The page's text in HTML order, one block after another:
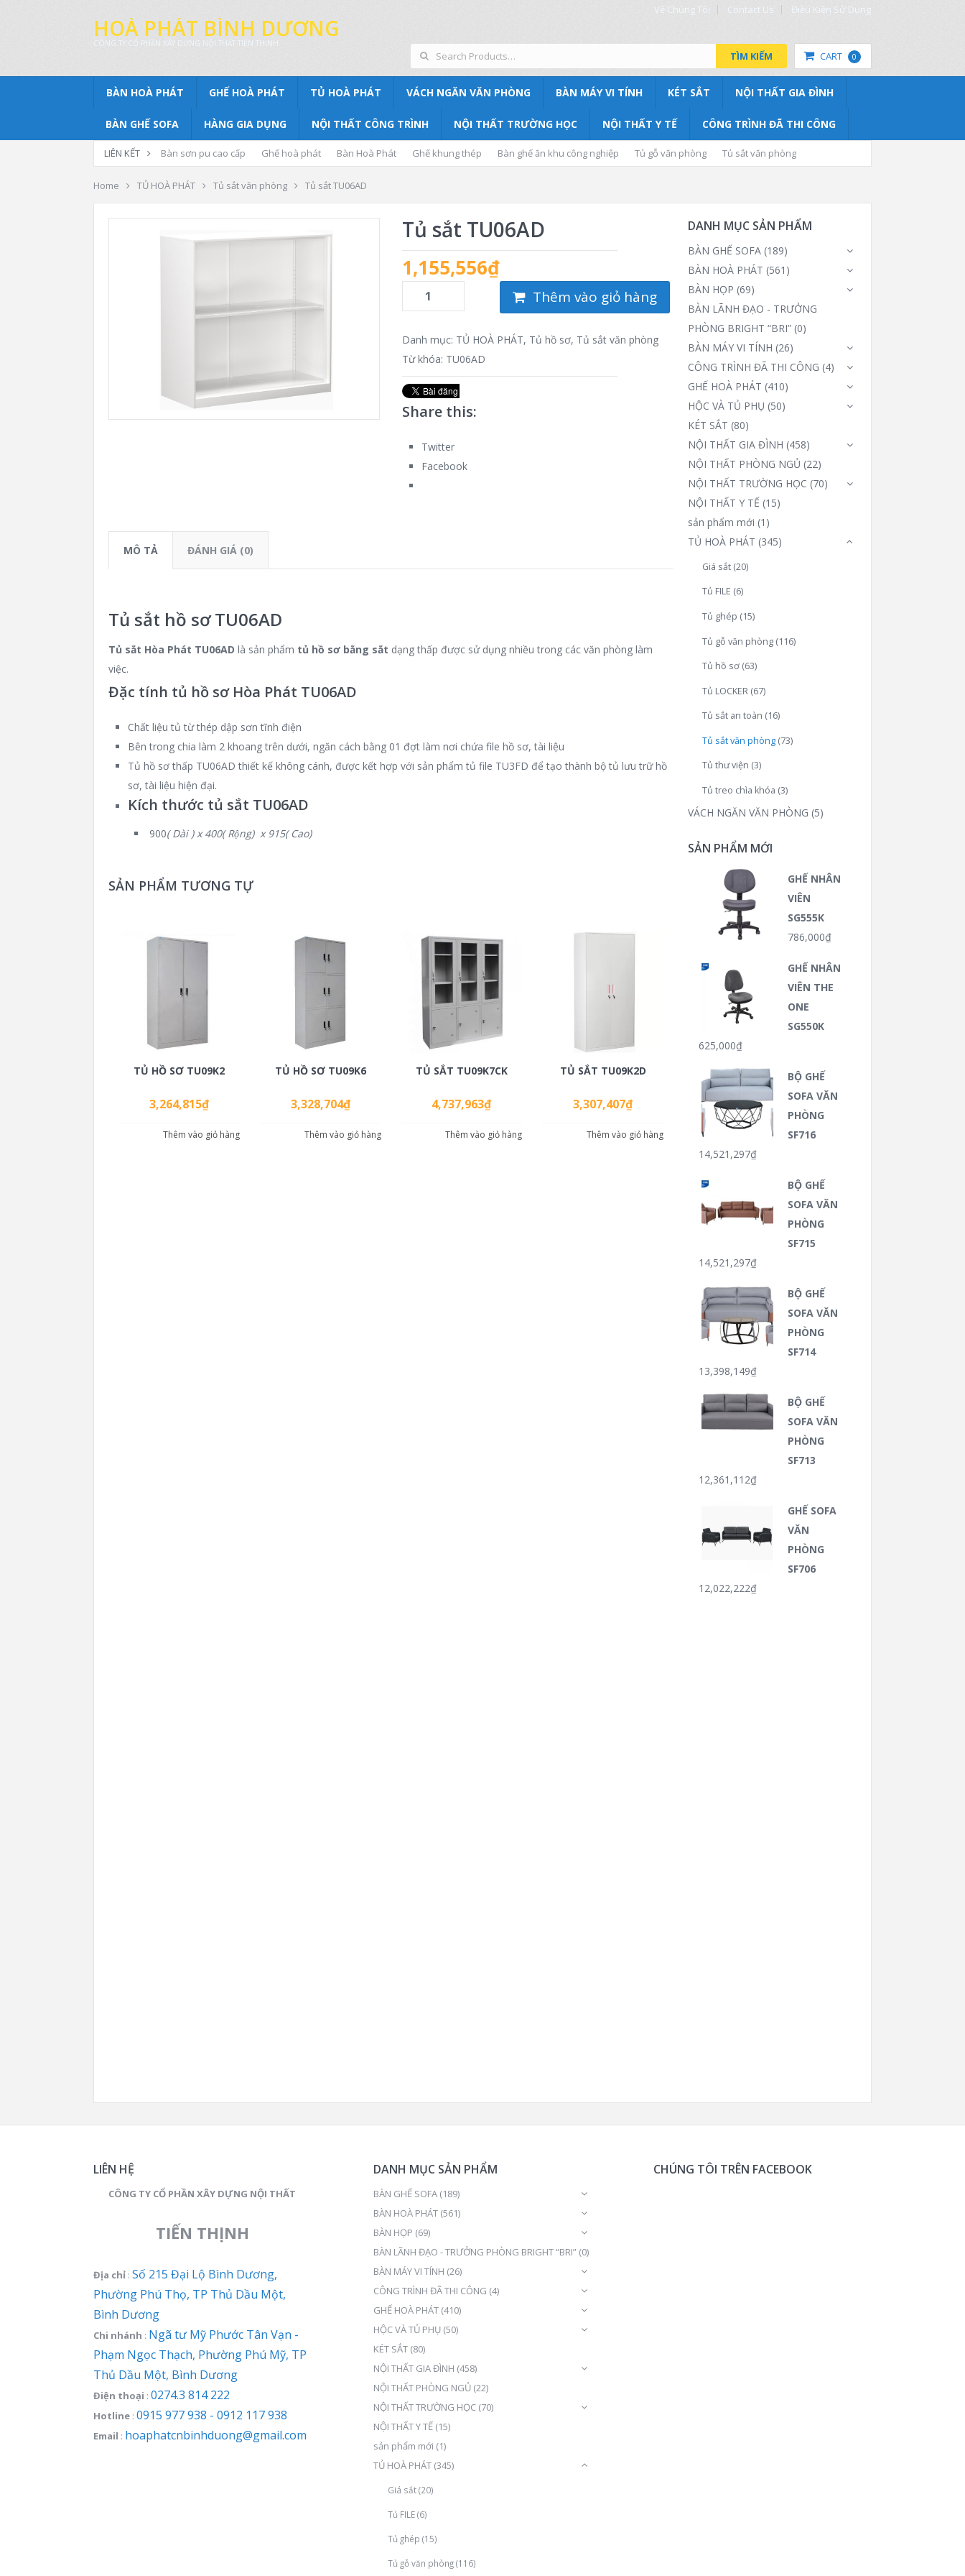
Về Chúng Tôi Contact Us Điều Kiện Sử Dụng
HOÀ PHÁT BÌNH DƯƠNG
CÔNG TY CỔ PHẦN XÂY DỰNG NỘI THẤT TIẾN THỊNH
CART 0
TÌM KIẾM
BÀN HOÀ PHÁT GHẾ HOÀ PHÁT TỦ HOÀ PHÁT VÁCH NGĂN VĂN PHÒNG BÀN MÁY VI TÍNH KÉT SẮT NỘI THẤT GIA ĐÌNH
BÀN GHẾ SOFA HÀNG GIA DỤNG NỘI THẤT CÔNG TRÌNH NỘI THẤT TRƯỜNG HỌC NỘI THẤT Y TẾ CÔNG TRÌNH ĐÃ THI CÔNG
LIÊN KẾT Bàn sơn pu cao cấp Ghế hoà phát Bàn Hoà Phát Ghế khung thép Bàn ghế ăn khu công nghiệp Tủ gỗ văn phòng Tủ sắt văn phòng
Home TỦ HOÀ PHÁT Tủ sắt văn phòng Tủ sắt TU06AD
Tủ sắt TU06AD
1,155,556₫
Thêm vào giỏ hàng
Danh mục: TỦ HOÀ PHÁT, Tủ hồ sơ, Tủ sắt văn phòng
Từ khóa: TU06AD
Share this:
Twitter
Facebook
MÔ TẢ ĐÁNH GIÁ (0)
Tủ sắt hồ sơ TU06AD
Tủ sắt Hòa Phát TU06AD là sản phẩm tủ hồ sơ bằng sắt dạng thấp được sử dụng nhiều trong các văn phòng làm
việc.
Đặc tính tủ hồ sơ Hòa Phát TU06AD
Chất liệu tủ từ thép dập sơn tĩnh điện
Bên trong chia làm 2 khoang trên dưới, ngăn cách bằng 01 đợt làm nơi chứa file hồ sơ, tài liệu
Tủ hồ sơ thấp TU06AD thiết kế không cánh, được kết hợp với sản phẩmtủ file TU3FD để tạo thành bộ tủ lưu trữ hồ
sơ, tài liệu hiện đại.
Kích thước tủ sắt TU06AD
900( Dài ) x 400( Rộng) x 915( Cao)
SẢN PHẨM TƯƠNG TỰ
TỦ HỒ SƠ TU09K2
3,264,815₫
Thêm vào giỏ hàng
TỦ HỒ SƠ TU09K6
3,328,704₫
Thêm vào giỏ hàng
TỦ SẮT TU09K7CK
4,737,963₫
Thêm vào giỏ hàng
TỦ SẮT TU09K2D
3,307,407₫
Thêm vào giỏ hàng
DANH MỤC SẢN PHẨM
BÀN GHẾ SOFA (189)
BÀN HOÀ PHÁT (561)
BÀN HỌP (69)
BÀN LÃNH ĐẠO - TRƯỞNG
PHÒNG BRIGHT “BRI” (0)
BÀN MÁY VI TÍNH (26)
CÔNG TRÌNH ĐÃ THI CÔNG (4)
GHẾ HOÀ PHÁT (410)
HỘC VÀ TỦ PHỤ (50)
KÉT SẮT (80)
NỘI THẤT GIA ĐÌNH (458)
NỘI THẤT PHÒNG NGỦ (22)
NỘI THẤT TRƯỜNG HỌC (70)
NỘI THẤT Y TẾ (15)
sản phẩm mới (1)
TỦ HOÀ PHÁT (345)
Giá sắt (20)
Tủ FILE (6)
Tủ ghép (15)
Tủ gỗ văn phòng (116)
Tủ hồ sơ (63)
Tủ LOCKER (67)
Tủ sắt an toàn (16)
Tủ sắt văn phòng (73)
Tủ thư viện (3)
Tủ treo chìa khóa (3)
VÁCH NGĂN VĂN PHÒNG (5)
SẢN PHẨM MỚI
GHẾ NHÂN
VIÊN
SG555K
786,000₫
GHẾ NHÂN
VIÊN THE
ONE
SG550K
625,000₫
BỘ GHẾ
SOFA VĂN
PHÒNG
SF716
14,521,297₫
BỘ GHẾ
SOFA VĂN
PHÒNG
SF715
14,521,297₫
BỘ GHẾ
SOFA VĂN
PHÒNG
SF714
13,398,149₫
BỘ GHẾ
SOFA VĂN
PHÒNG
SF713
12,361,112₫
GHẾ SOFA
VĂN
PHÒNG
SF706
12,022,222₫
LIÊN HỆ
CÔNG TY CỔ PHẦN XÂY DỰNG NỘI THẤT
TIẾN THỊNH
Địa chỉ : Số 215 Đại Lộ Bình Dương,
Phường Phú Thọ, TP Thủ Dầu Một,
Bình Dương
Chi nhánh : Ngã tư Mỹ Phước Tân Vạn -
Phạm Ngọc Thạch, Phường Phú Mỹ, TP
Thủ Dầu Một, Bình Dương
Điện thoại : 0274.3 814 222
Hotline : 0915 977 938 - 0912 117 938
Email : hoaphatcnbinhduong@gmail.com
DANH MỤC SẢN PHẨM
BÀN GHẾ SOFA (189)
BÀN HOÀ PHÁT (561)
BÀN HỌP (69)
BÀN LÃNH ĐẠO - TRƯỞNG PHÒNG BRIGHT “BRI” (0)
BÀN MÁY VI TÍNH (26)
CÔNG TRÌNH ĐÃ THI CÔNG (4)
GHẾ HOÀ PHÁT (410)
HỘC VÀ TỦ PHỤ (50)
KÉT SẮT (80)
NỘI THẤT GIA ĐÌNH (458)
NỘI THẤT PHÒNG NGỦ (22)
NỘI THẤT TRƯỜNG HỌC (70)
NỘI THẤT Y TẾ (15)
sản phẩm mới (1)
TỦ HOÀ PHÁT (345)
Giá sắt (20)
Tủ FILE (6)
Tủ ghép (15)
Tủ gỗ văn phòng (116)
CHÚNG TÔI TRÊN FACEBOOK